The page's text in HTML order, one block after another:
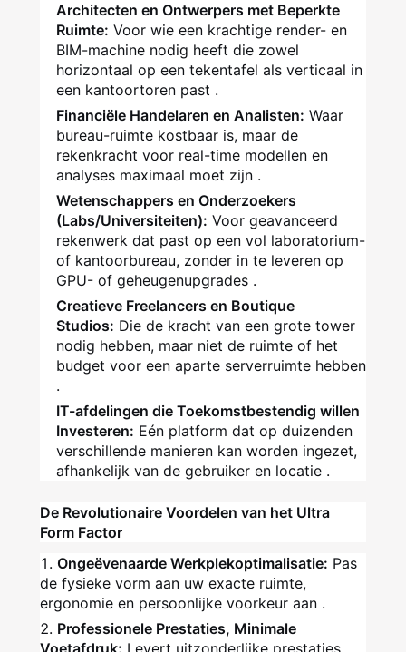
Architecten en Ontwerpers met Beperkte
Ruimte: Voor wie een krachtige render- en
BIM-machine nodig heeft die zowel
horizontaal op een tekentafel als verticaal in
een kantoortoren past .
Financiële Handelaren en Analisten: Waar
bureau-ruimte kostbaar is, maar de
rekenkracht voor real-time modellen en
analyses maximaal moet zijn .
Wetenschappers en Onderzoekers
(Labs/Universiteiten): Voor geavanceerd
rekenwerk dat past op een vol laboratorium-
of kantoorbureau, zonder in te leveren op
GPU- of geheugenupgrades .
Creatieve Freelancers en Boutique
Studios: Die de kracht van een grote tower
nodig hebben, maar niet de ruimte of het
budget voor een aparte serverruimte hebben
.
IT-afdelingen die Toekomstbestendig willen
Investeren: Eén platform dat op duizenden
verschillende manieren kan worden ingezet,
afhankelijk van de gebruiker en locatie .
De Revolutionaire Voordelen van het Ultra
Form Factor
Ongeëvenaarde Werkplekoptimalisatie: Pas
de fysieke vorm aan uw exacte ruimte,
ergonomie en persoonlijke voorkeur aan .
Professionele Prestaties, Minimale